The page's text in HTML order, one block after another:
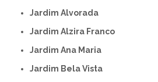
Jardim Alvorada
Jardim Alzira Franco
Jardim Ana Maria
Jardim Bela Vista